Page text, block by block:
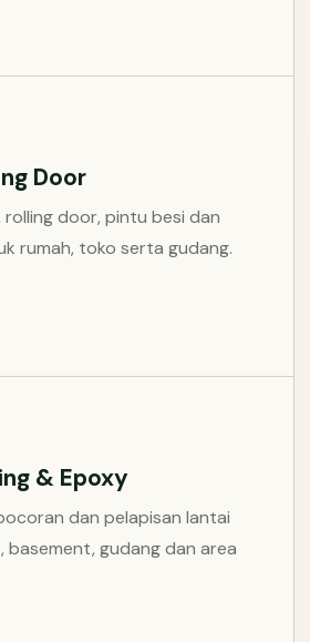
Door
rolling door, pintu besi dan
rumah, toko serta gudang.
& Epoxy
dan pelapisan lantai
gudang dan area